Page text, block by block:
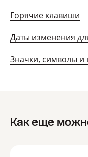
Горячие клавиши
Даты изменения
Значки, символы и
Как еще